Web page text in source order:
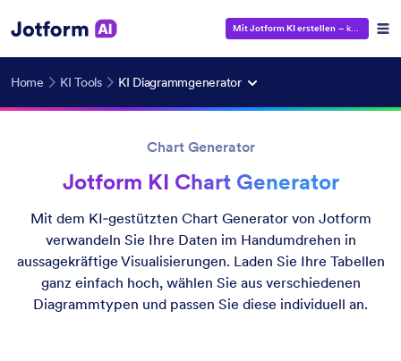
Mit Jotform KI erstellen – kostenlos!
Home KI Tools KI Diagrammgenerator
Chart Generator
Jotform KI Chart Generator
Mit dem KI‑gestützten Chart Generator von Jotform
verwandeln Sie Ihre Daten im Handumdrehen in
aussagekräftige Visualisierungen. Laden Sie Ihre Tabellen
ganz einfach hoch, wählen Sie aus verschiedenen
Diagrammtypen und passen Sie diese individuell an.